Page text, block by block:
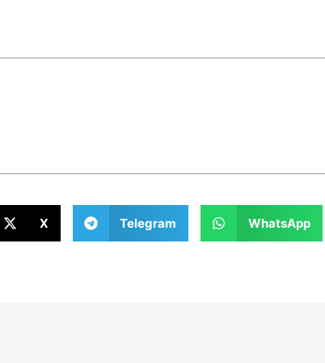
X Telegram WhatsApp